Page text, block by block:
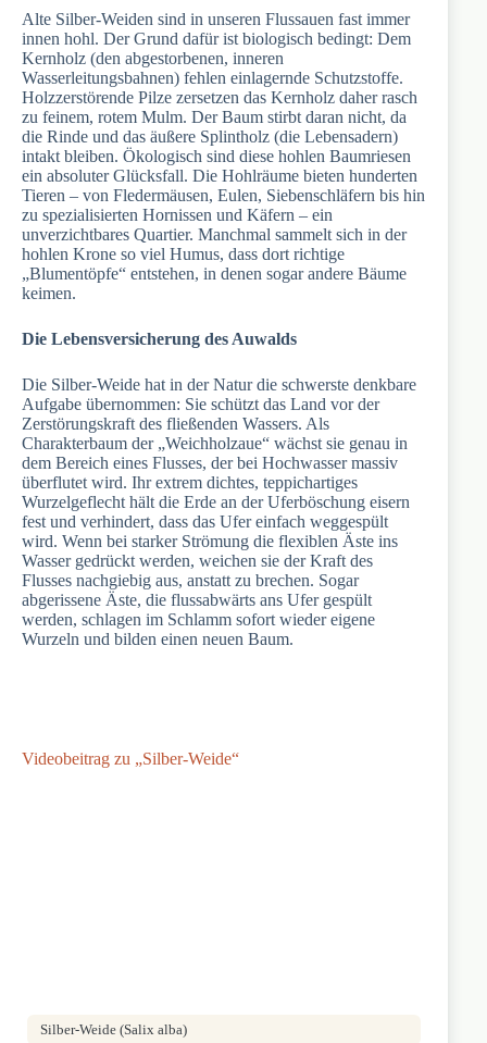
Alte Silber-Weiden sind in unseren Flussauen fast immer
innen hohl. Der Grund dafür ist biologisch bedingt: Dem
Kernholz (den abgestorbenen, inneren
Wasserleitungsbahnen) fehlen einlagernde Schutzstoffe.
Holzzerstörende Pilze zersetzen das Kernholz daher rasch
zu feinem, rotem Mulm. Der Baum stirbt daran nicht, da
die Rinde und das äußere Splintholz (die Lebensadern)
intakt bleiben. Ökologisch sind diese hohlen Baumriesen
ein absoluter Glücksfall. Die Hohlräume bieten hunderten
Tieren – von Fledermäusen, Eulen, Siebenschläfern bis hin
zu spezialisierten Hornissen und Käfern – ein
unverzichtbares Quartier. Manchmal sammelt sich in der
hohlen Krone so viel Humus, dass dort richtige
„Blumentöpfe“ entstehen, in denen sogar andere Bäume
keimen.
Die Lebensversicherung des Auwalds
Die Silber-Weide hat in der Natur die schwerste denkbare
Aufgabe übernommen: Sie schützt das Land vor der
Zerstörungskraft des fließenden Wassers. Als
Charakterbaum der „Weichholzaue“ wächst sie genau in
dem Bereich eines Flusses, der bei Hochwasser massiv
überflutet wird. Ihr extrem dichtes, teppichartiges
Wurzelgeflecht hält die Erde an der Uferböschung eisern
fest und verhindert, dass das Ufer einfach weggespült
wird. Wenn bei starker Strömung die flexiblen Äste ins
Wasser gedrückt werden, weichen sie der Kraft des
Flusses nachgiebig aus, anstatt zu brechen. Sogar
abgerissene Äste, die flussabwärts ans Ufer gespült
werden, schlagen im Schlamm sofort wieder eigene
Wurzeln und bilden einen neuen Baum.
Videobeitrag zu „Silber-Weide“
Silber-Weide (Salix alba)